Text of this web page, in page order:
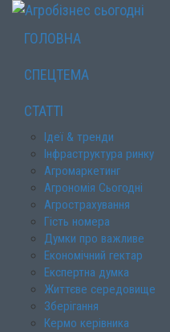
ГОЛОВНА
СПЕЦТЕМА
СТАТТІ
Ідеї & тренди
Інфраструктура ринку
Агромаркетинг
Агрономія Сьогодні
Агрострахування
Гість номера
Думки про важливе
Економічний гектар
Експертна думка
Життєве середовище
Зберігання
Кермо керівника